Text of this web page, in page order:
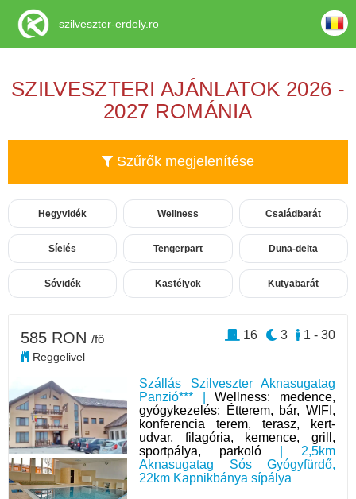
SZILVESZTERI AJÁNLATOK 2026 -
2027 ROMÁNIA
Szűrők megjelenítése
Hegyvidék Wellness Családbarát
Síelés Tengerpart Duna-delta
Sóvidék Kastélyok Kutyabarát
Szállás Szilveszter Aknasugatag
Panzió*** |Wellness: medence,
gyógykezelés; Étterem, bár, WIFI,
konferencia terem, terasz, kert-
udvar, filagória, kemence, grill,
sportpálya, parkoló | 2,5km
Aknasugatag Sós Gyógyfürdő,
22km Kapnikbánya sípálya
585 RON /fő
Reggelivel
1 - 30
3
16
szilveszter-erdely.ro